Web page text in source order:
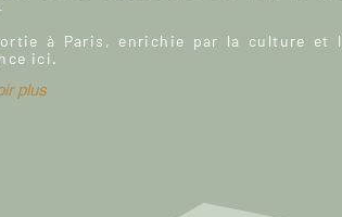
à Paris, enrichie par la culture et
ici.
plus